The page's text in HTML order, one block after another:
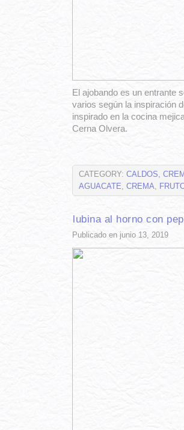
El ajobando es un entrante
varios según la inspiración
inspirado en la cocina
Cerna Olvera.
CATEGORY: CALDOS,
AGUACATE, CREMA,
lubina al horno con
Publicado en junio 13, 2019